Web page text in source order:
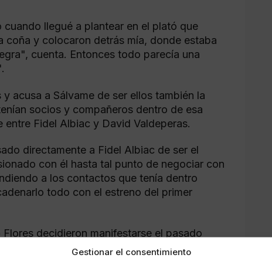
Gestionar el consentimiento
llegué a plantear en el plató que
coña y colocaron detrás mía, donde estaba
cuenta. Entonces todo parecía una
acusa a Sálvame de ser ellos también la
socios y compañeros dentro de esa
Fidel Albiac y David Valdeperas.
directamente a Fidel Albiac de ser el
con él hasta tal punto de negociar con
a los contactos que tenía dentro
todo con el estreno del primer
decidieron manifestarse el pasado
llamados en La Marea Azul para
viendo sometidos desde que en marzo se